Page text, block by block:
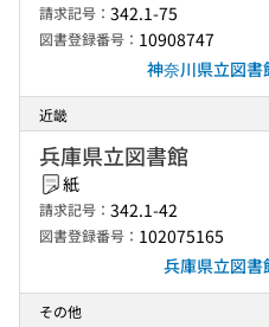
請求記号： 342.1-75
図書登録番号： 10908747
神奈川県立図
近畿
兵庫県立図書館
紙
請求記号： 342.1-42
図書登録番号： 102075165
兵庫県立図
その他